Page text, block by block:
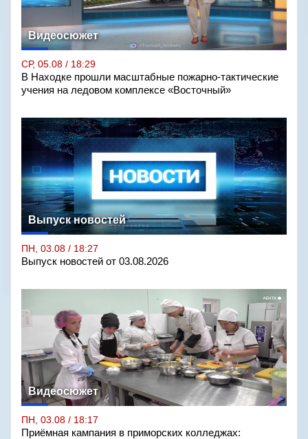
Видеосюжет
СР, 05.08 / 18:29
В Находке прошли масштабные пожарно-тактические
учения на ледовом комплексе «Восточный»
Выпуск новостей
ПН, 03.08 / 18:27
Выпуск новостей от 03.08.2026
Видеосюжет
ПН, 03.08 / 18:17
Приёмная кампания в приморских колледжах: